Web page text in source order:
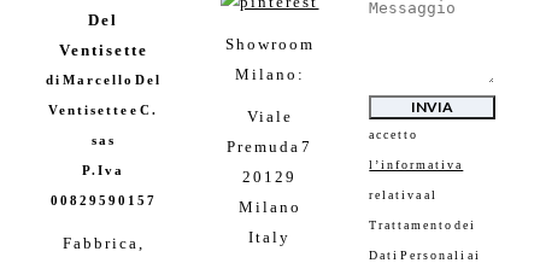
Del
Ventisette
di Marcello Del
Ventisette e C.
sas
P.Iva
00829590157
Fabbrica,
Showroom
Milano:
Viale
Premuda 7
20129
Milano
Italy
accetto
l’informativa
relativa al
Trattamento dei
Dati Personali ai